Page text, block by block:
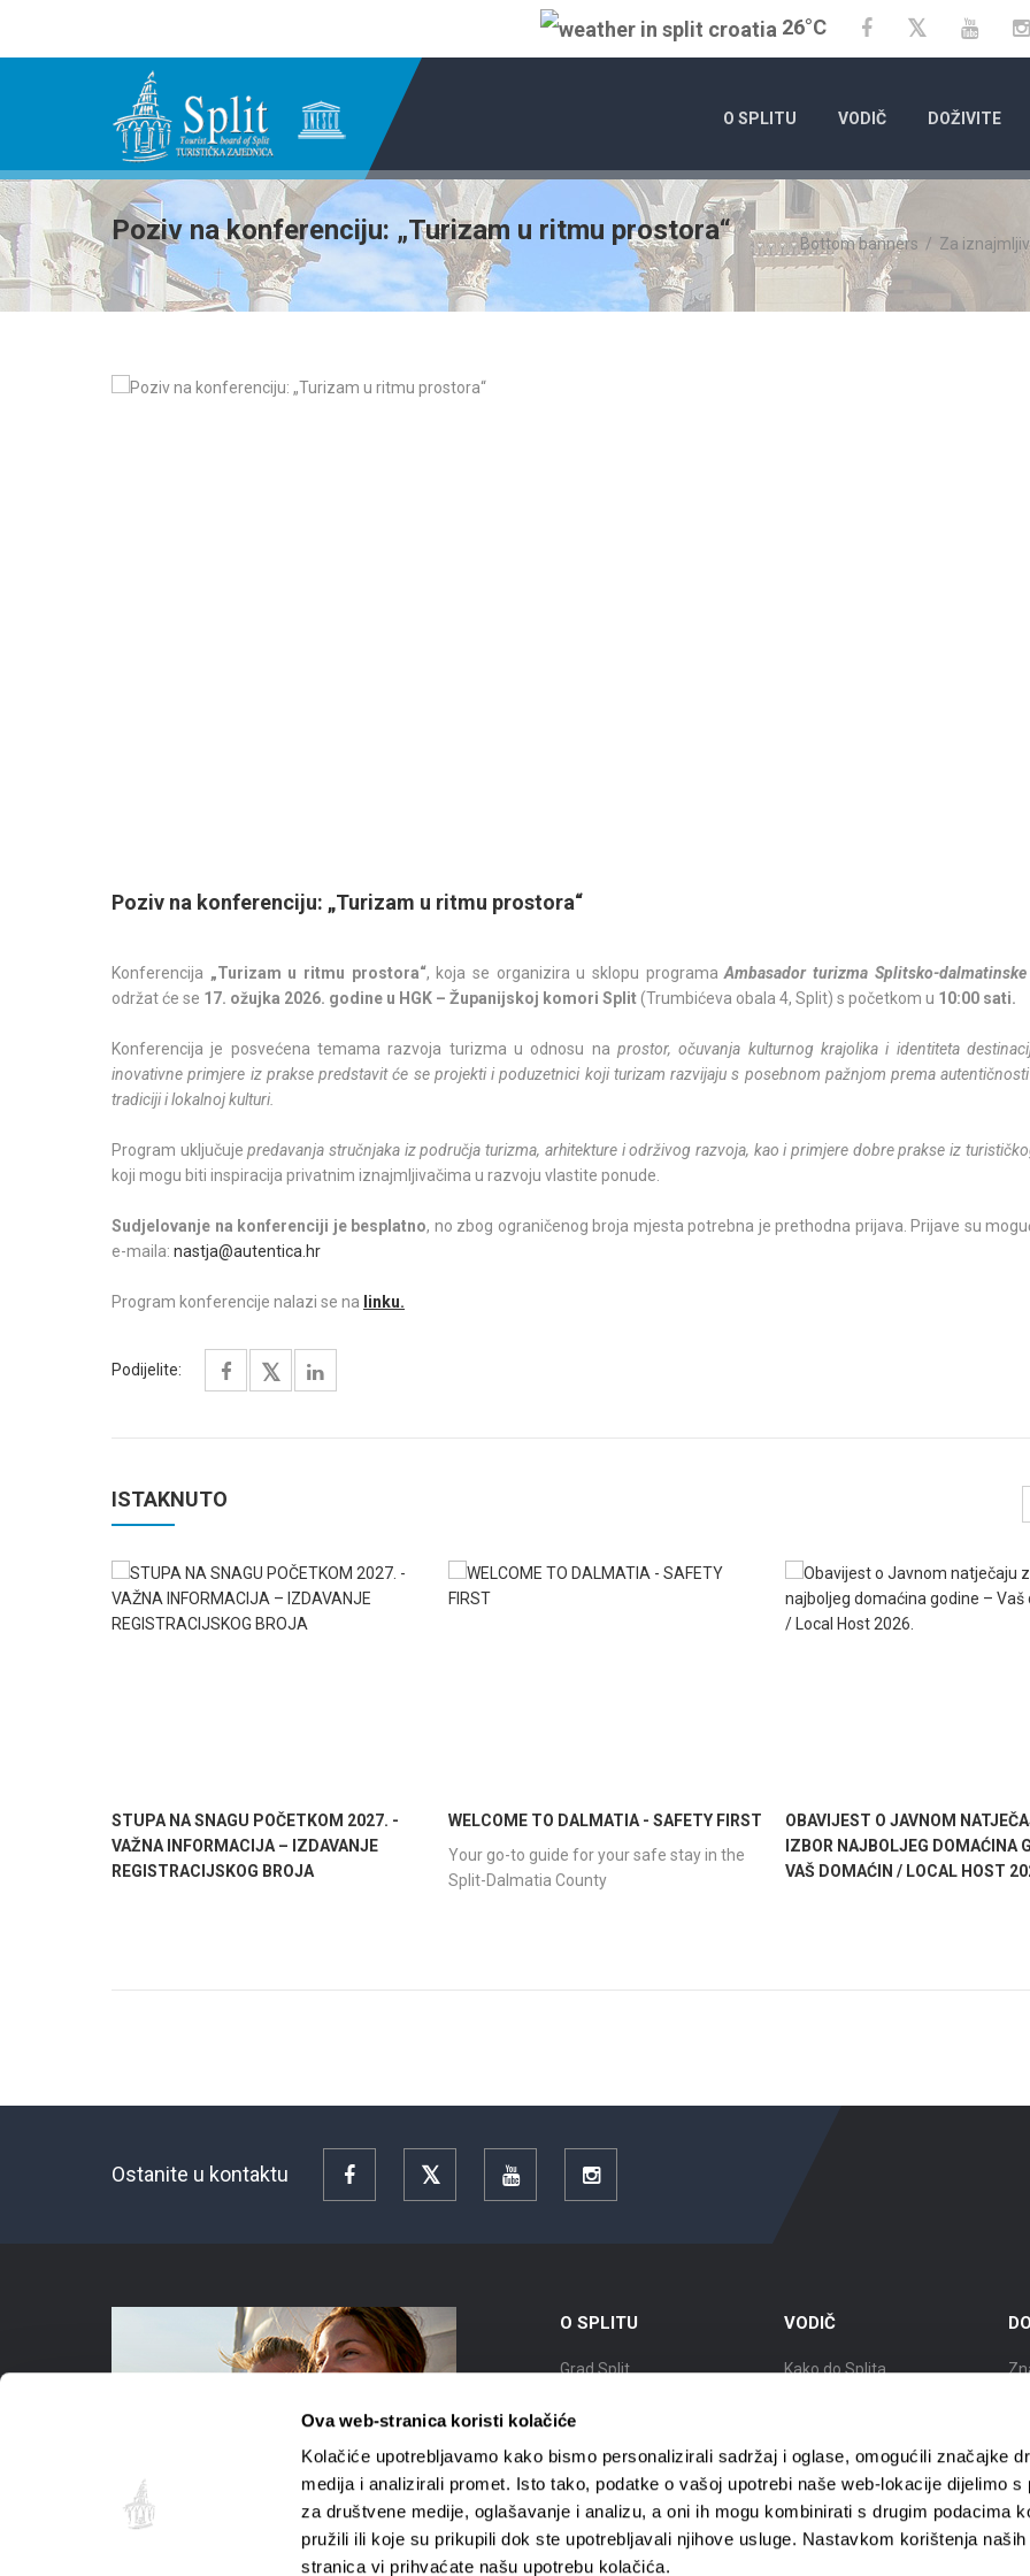
Ova web-stranica koristi kolačiće
Kolačiće upotrebljavamo kako bismo personalizirali sadržaj i oglase, omogućili značajke
medija i analizirali promet. Isto tako, podatke o vašoj upotrebi naše web-lokacije dijelimo s
za društvene medije, oglašavanje i analizu, a oni ih mogu kombinirati s drugim podacima
pružili ili koje su prikupili dok ste upotrebljavali njihove usluge. Nastavkom korištenja
stranica vi prihvaćate našu upotrebu kolačića.
26°C FacebookTwitter
O SPLITU VODIČ DOŽIVITE
Poziv na konferenciju: „Turizam u ritmu prostora“ Bottom banners / Za
Poziv na konferenciju: „Turizam u ritmu prostora“
Konferencija „Turizam u ritmu prostora“, koja se organizira u sklopu programaAmbasador turizma Splitsko-
održat će se 17. ožujka 2026. godine u HGK – Županijskoj komori Split(Trumbićeva obala 4, Split) s početkom u 10:00 sati.
Konferencija je posvećena temama razvoja turizma u odnosu na prostor, očuvanja kulturnog krajolika i identiteta
inovativne primjere iz prakse predstavit će se projekti i poduzetnici koji turizam razvijaju s posebnom pažnjom prema
tradiciji i lokalnoj kulturi.
Program uključujepredavanja stručnjaka iz područja turizma, arhitekture i održivog razvoja, kao i primjere dobre prakse iz
koji mogu biti inspiracija privatnim iznajmljivačima u razvoju vlastite ponude.
Sudjelovanje na konferenciji je besplatno, no zbog ograničenog broja mjesta potrebna je prethodna prijava. Prijave su
e-maila: nastja@autentica.hr
Program konferencije nalazi se na linku.
Podijelite:
ISTAKNUTO
STUPA NA SNAGU POČETKOM 2027. -
VAŽNA INFORMACIJA – IZDAVANJE
REGISTRACIJSKOG BROJA
WELCOME TO DALMATIA - SAFETY FIRST
Your go-to guide for your safe stay in the
Split-Dalmatia County
OBAVIJEST O JAVNOM
IZBOR NAJBOLJEG DOMAĆINA
VAŠ DOMAĆIN / LOCAL HOST
Ostanite u kontaktu Facebook YouTube Instagram
O SPLITU
Grad Split
Položaj
Kratka povijest
Znameniti Splićani
Interaktivna karta Splita
VODIČ
Kako do Splita
Mobilnost
Turističke agencije
Turistički vodiči